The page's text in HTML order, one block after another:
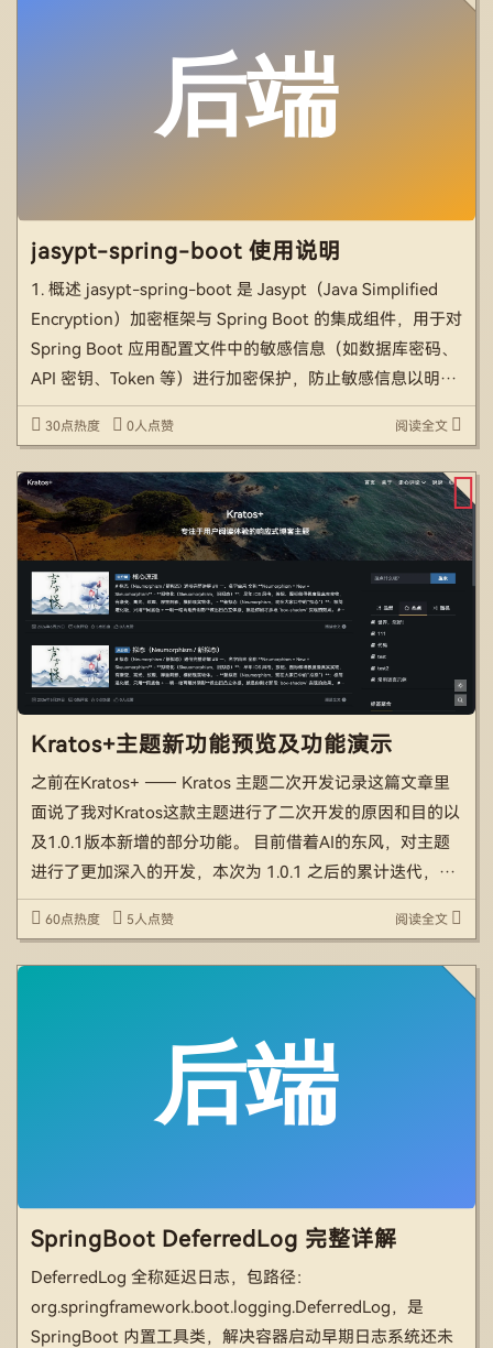
jasypt-spring-boot 使用说明
1. 概述 jasypt-spring-boot 是 Jasypt（Java Simplified
Encryption）加密框架与 Spring Boot 的集成组件，用于对
Spring Boot 应用配置文件中的敏感信息（如数据库密码、
API 密钥、Token 等）进行加密保护，防止敏感信息以明文
形式出现在配置文 […]
30点热度 0人点赞 阅读全文
Kratos+主题新功能预览及功能演示
之前在Kratos+ —— Kratos 主题二次开发记录这篇文章里
面说了我对Kratos这款主题进行了二次开发的原因和目的以
及1.0.1版本新增的部分功能。 目前借着AI的东风，对主题
进行了更加深入的开发，本次为 1.0.1 之后的累计迭代，覆
盖文章正文、评论、外观、内容创作四个方向。 大家可以
直接通过本博客查看最新 […]
60点热度 5人点赞 阅读全文
SpringBoot DeferredLog 完整详解
DeferredLog 全称延迟日志，包路径：
org.springframework.boot.logging.DeferredLog，是
SpringBoot 内置工具类，解决容器启动早期日志系统还未